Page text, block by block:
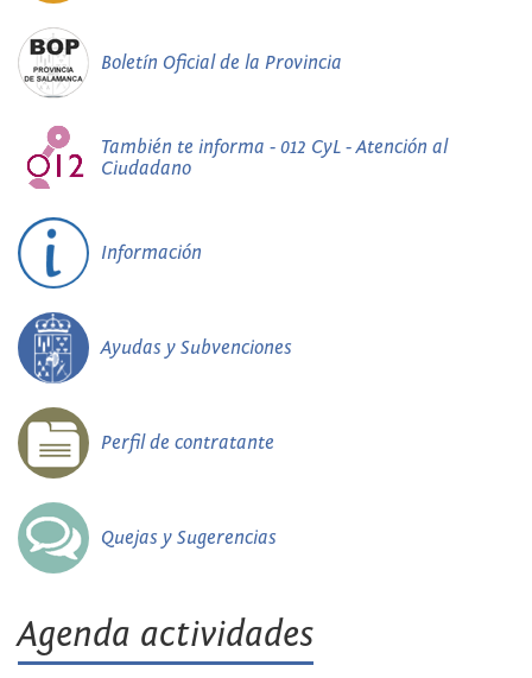
Boletín Oficial de la Provincia
También te informa - 012 CyL - Atención al
Ciudadano
Información
Ayudas y Subvenciones
Perfil de contratante
Quejas y Sugerencias
Agenda actividades